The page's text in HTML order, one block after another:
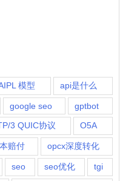
模型 api是什么
google seo
gptbot
3 QUIC协议 O5A
赔付 opcx深度转化
seo seo优化 tgi